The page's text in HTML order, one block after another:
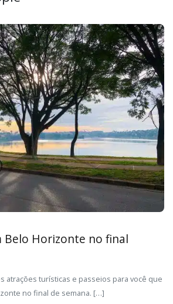
Belo Horizonte no final
atrações turísticas e passeios para você que
no final de semana. […]